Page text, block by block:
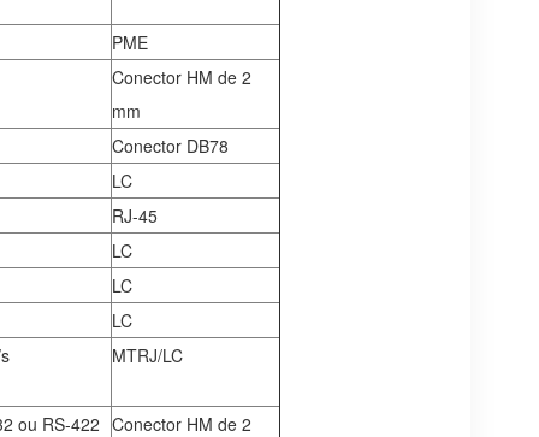
PME
Conector HM de 2
mm
Conector DB78
LC
RJ-45
LC
LC
LC
MTRJ/LC
ou RS-422 Conector HM de 2